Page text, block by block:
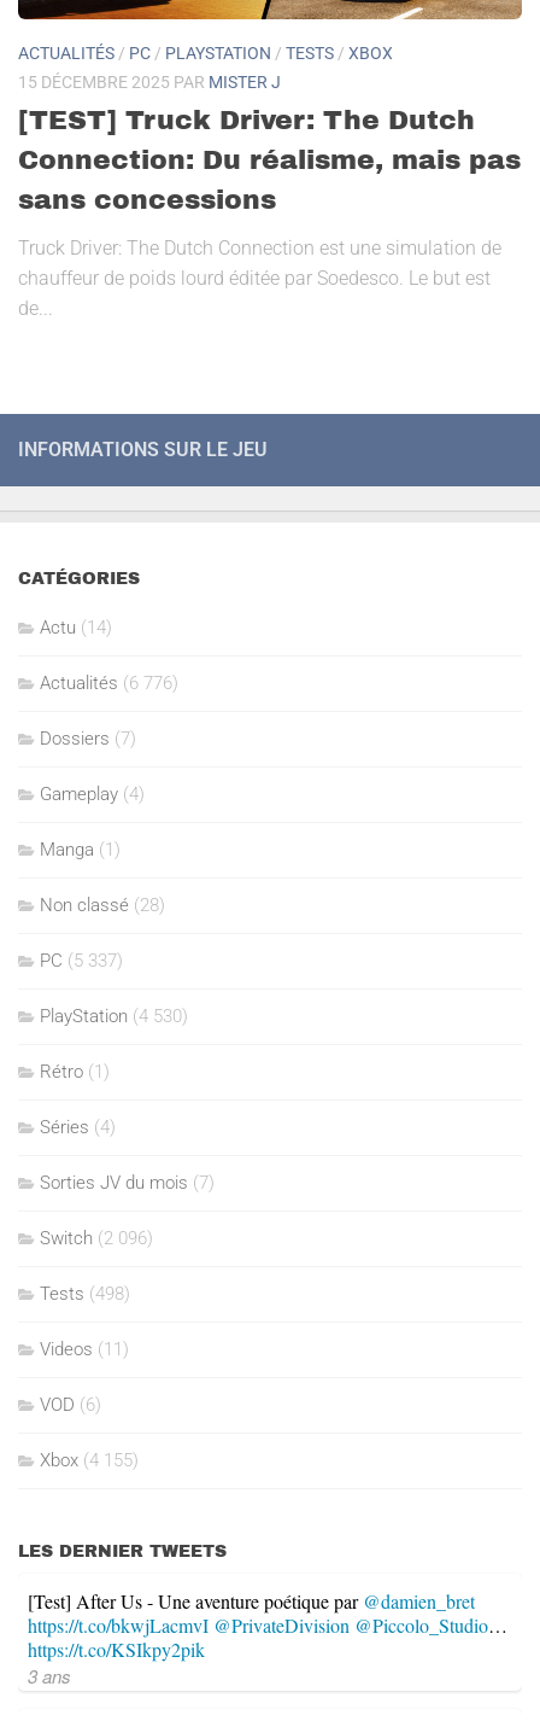
ACTUALITÉS / PC / PLAYSTATION / TESTS / XBOX
15 DÉCEMBRE 2025 PAR MISTER J
[TEST] Truck Driver: The Dutch
Connection: Du réalisme, mais pas
sans concessions
Truck Driver: The Dutch Connection est une simulation de
chauffeur de poids lourd éditée par Soedesco. Le but est
de...
INFORMATIONS SUR LE JEU
CATÉGORIES
Actu (14)
Actualités (6 776)
Dossiers (7)
Gameplay (4)
Manga (1)
Non classé (28)
PC (5 337)
PlayStation (4 530)
Rétro (1)
Séries (4)
Sorties JV du mois (7)
Switch (2 096)
Tests (498)
Videos (11)
VOD (6)
Xbox (4 155)
LES DERNIER TWEETS
[Test] After Us - Une aventure poétique par @damien_bret
https://t.co/bkwjLacmvI @PrivateDivision @Piccolo_Studio…
https://t.co/KSIkpy2pik
3 ans